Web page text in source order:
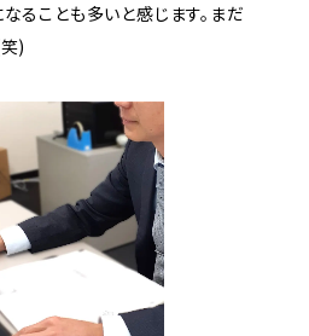
ることも多いと感じます。まだ
)